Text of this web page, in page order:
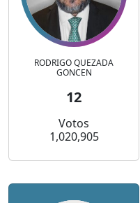
RODRIGO QUEZADA
GONCEN
12
Votos
1,020,905